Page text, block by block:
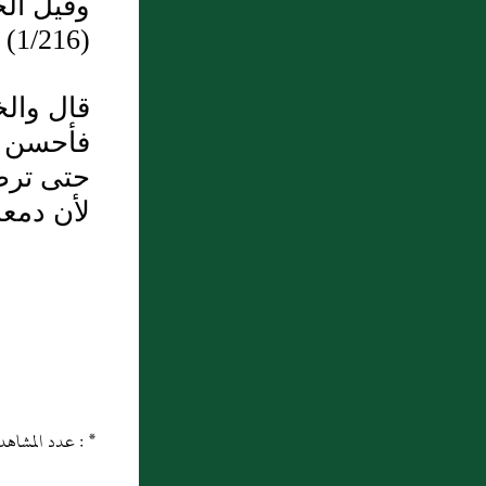
(1/216)
قال
فأحسن
حتى
لأن
* : عدد المشاهدات و التنزيل منذ 21 ماي